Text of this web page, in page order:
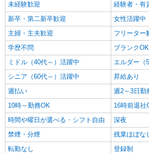
未経験歓迎
経験者・有
新卒・第二新卒歓迎
女性活躍中
主婦・主夫歓迎
フリーター
学歴不問
ブランクOK
ミドル（40代～）活躍中
エルダー（
シニア（60代～）活躍中
昇給あり
週払い
週2～3日勤
10時～勤務OK
16時前退社
時間や曜日が選べる・シフト自由
深夜
禁煙・分煙
残業ほぼな
転勤なし
登録制